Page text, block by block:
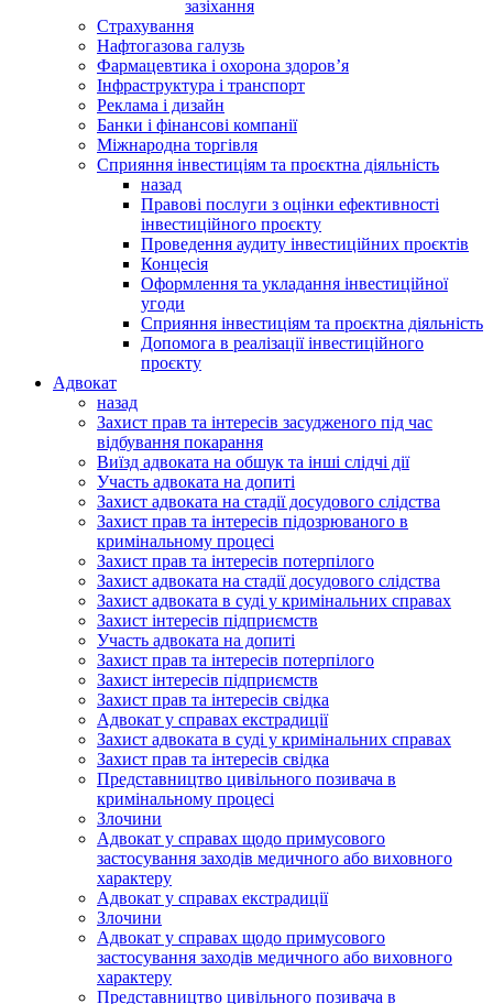
зазіхання
Страхування
Нафтогазова галузь
Фармацевтика і охорона здоров’я
Інфраструктура і транспорт
Реклама і дизайн
Банки і фінансові компанії
Міжнародна торгівля
Сприяння інвестиціям та проєктна діяльність
назад
Правові послуги з оцінки ефективності
інвестиційного проєкту
Проведення аудиту інвестиційних проєктів
Концесія
Оформлення та укладання інвестиційної
угоди
Сприяння інвестиціям та проєктна діяльність
Допомога в реалізації інвестиційного
проєкту
Адвокат
назад
Захист прав та інтересів засудженого під час
відбування покарання
Виїзд адвоката на обшук та інші слідчі дії
Участь адвоката на допиті
Захист адвоката на стадії досудового слідства
Захист прав та інтересів підозрюваного в
кримінальному процесі
Захист прав та інтересів потерпілого
Захист адвоката на стадії досудового слідства
Захист адвоката в суді у кримінальних справах
Захист інтересів підприємств
Участь адвоката на допиті
Захист прав та інтересів потерпілого
Захист інтересів підприємств
Захист прав та інтересів свідка
Адвокат у справах екстрадиції
Захист адвоката в суді у кримінальних справах
Захист прав та інтересів свідка
Представництво цивільного позивача в
кримінальному процесі
Злочини
Адвокат у справах щодо примусового
застосування заходів медичного або виховного
характеру
Адвокат у справах екстрадиції
Злочини
Адвокат у справах щодо примусового
застосування заходів медичного або виховного
характеру
Представництво цивільного позивача в